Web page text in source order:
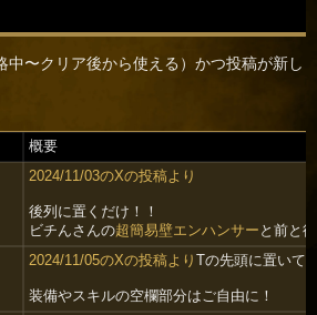
中〜クリア後から使える）かつ投稿が新し
概要
2024/11/03のXの投稿より
後列に置くだけ！！
ビチんさんの超簡易壁エンハンサー と前と
2024/11/05のXの投稿よりTの先頭に置いて
装備やスキルの空欄部分はご自由に！